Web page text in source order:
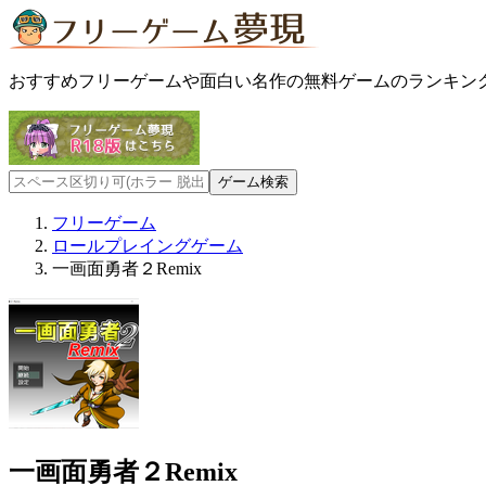
おすすめフリーゲームや面白い名作の無料ゲームのランキン
フリーゲーム
ロールプレイングゲーム
一画面勇者２Remix
一画面勇者２Remix